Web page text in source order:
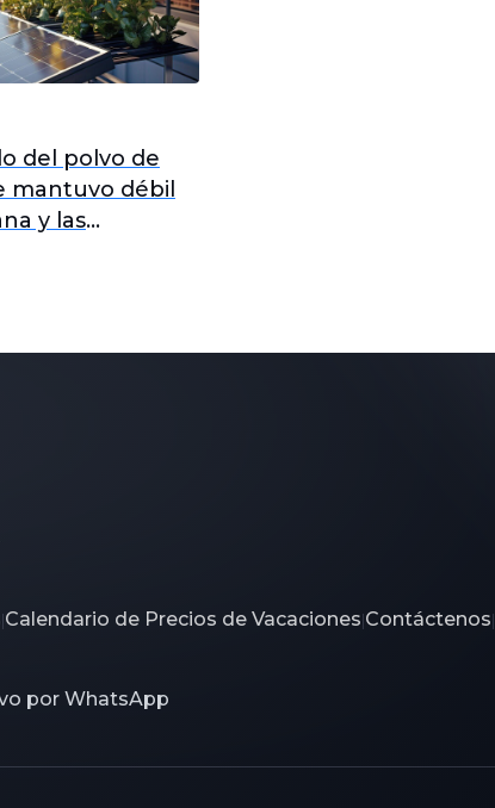
del polvo de
mantuvo débil
y las
escasas.
|Calendario de Precios de Vacaciones|Contáctenos|
por WhatsApp